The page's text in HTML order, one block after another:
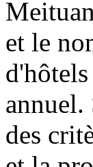
et le
annuel.
des